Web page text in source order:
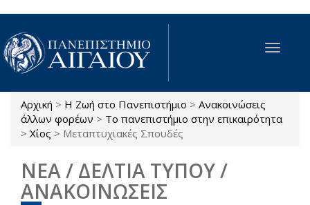
Παράκαμψη προς το κυρίως περιεχόμενο
Toggle
Είστε εδώ
Αρχική > Η Ζωή στο Πανεπιστήμιο > Ανακοινώσεις
άλλων φορέων > Το πανεπιστήμιο στην επικαιρότητα
> Χίος > Μεταπτυχιακές Σπουδές
ΝΕΑ / ΔΕΛΤΙΑ ΤΥΠΟΥ /
ΑΝΑΚΟΙΝΩΣΕΙΣ